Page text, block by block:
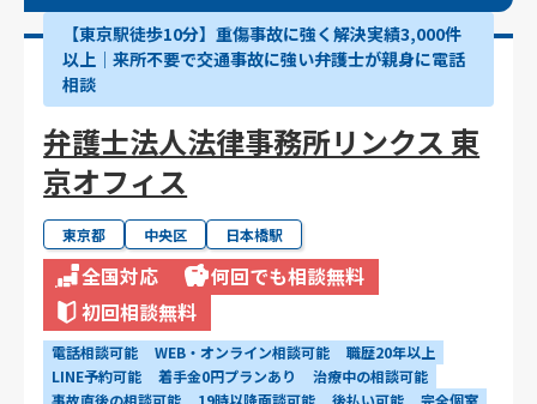
【東京駅徒歩10分】重傷事故に強く解決実績3,000件
以上│来所不要で交通事故に強い弁護士が親身に電話
相談
弁護士法人法律事務所リンクス 東
京オフィス
東京都 中央区 日本橋駅
全国対応
何回でも相談無料
初回相談無料
電話相談可能 WEB・オンライン相談可能
職歴20年以上
LINE予約可能
着手金0円プランあり
治療中の相談可能
事故直後の相談可能
19時以降面談可能 後払い可能 完全個室